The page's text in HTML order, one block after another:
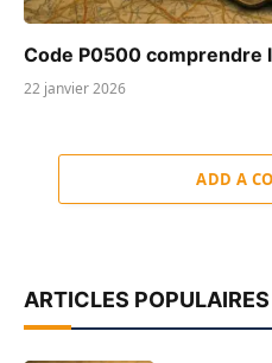
Code P0500 comprendre
22 janvier 2026
ADD A
ARTICLES POPULAIRES